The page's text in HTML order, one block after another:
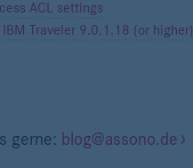
ACL settings
Traveler 9.0.1.18 (or higher)
gerne: blog@assono.de